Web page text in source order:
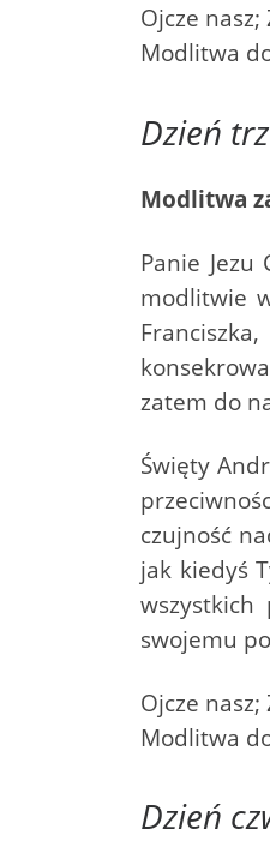
Ojcze
Modlitwa
Dzień
Modlitwa
Panie
modlitwie
zatem do
Święty
czujność
jak kiedyś
wszystkich
swojemu
Ojcze
Modlitwa
Dzień